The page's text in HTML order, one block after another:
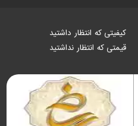
کیفیتی که انتظار داشتید
قیمتی که انتظار نداشتید